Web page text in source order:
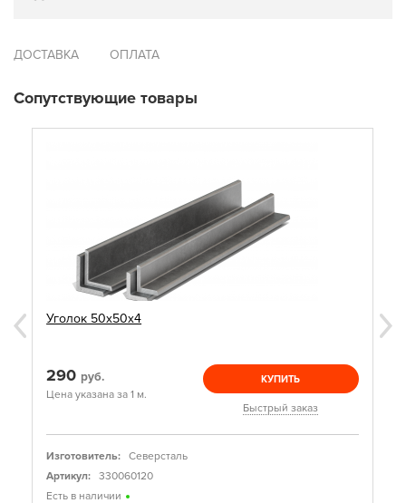
ДОСТАВКА ОПЛАТА
Сопутствующие товары
Уголок 50х50х4
290 руб.
Цена указана за 1 м.
КУПИТЬ
Быстрый заказ
Изготовитель:
Северсталь
Артикул:
330060120
Есть в наличии